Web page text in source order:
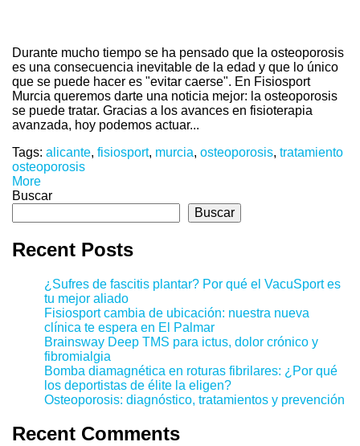
Durante mucho tiempo se ha pensado que la osteoporosis
es una consecuencia inevitable de la edad y que lo único
que se puede hacer es "evitar caerse". En Fisiosport
Murcia queremos darte una noticia mejor: la osteoporosis
se puede tratar. Gracias a los avances en fisioterapia
avanzada, hoy podemos actuar...
Tags: alicante, fisiosport, murcia, osteoporosis, tratamiento
osteoporosis
More
Buscar
Buscar
Recent Posts
¿Sufres de fascitis plantar? Por qué el VacuSport es
tu mejor aliado
Fisiosport cambia de ubicación: nuestra nueva
clínica te espera en El Palmar
Brainsway Deep TMS para ictus, dolor crónico y
fibromialgia
Bomba diamagnética en roturas fibrilares: ¿Por qué
los deportistas de élite la eligen?
Osteoporosis: diagnóstico, tratamientos y prevención
Recent Comments